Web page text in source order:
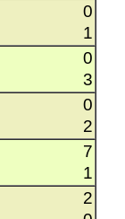
0
1
0
3
0
2
7
1
2